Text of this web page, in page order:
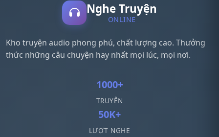
Nghe Truyện
ONLINE
Kho truyện audio phong phú, chất lượng cao. Thưởng
thức những câu chuyện hay nhất mọi lúc, mọi nơi.
1000+
TRUYỆN
50K+
LƯỢT NGHE